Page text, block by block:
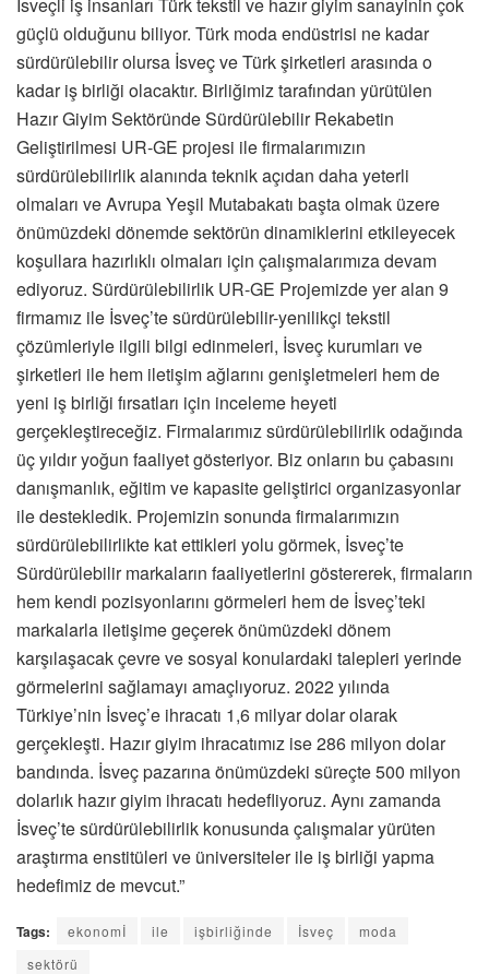
güçlü olduğunu biliyor. Türk moda endüstrisi ne kadar
sürdürülebilir olursa İsveç ve Türk şirketleri arasında o
kadar iş birliği olacaktır. Birliğimiz tarafından yürütülen
Hazır Giyim Sektöründe Sürdürülebilir Rekabetin
Geliştirilmesi UR-GE projesi ile firmalarımızın
sürdürülebilirlik alanında teknik açıdan daha yeterli
olmaları ve Avrupa Yeşil Mutabakatı başta olmak üzere
önümüzdeki dönemde sektörün dinamiklerini etkileyecek
koşullara hazırlıklı olmaları için çalışmalarımıza devam
ediyoruz. Sürdürülebilirlik UR-GE Projemizde yer alan 9
firmamız ile İsveç’te sürdürülebilir-yenilikçi tekstil
çözümleriyle ilgili bilgi edinmeleri, İsveç kurumları ve
şirketleri ile hem iletişim ağlarını genişletmeleri hem de
yeni iş birliği fırsatları için inceleme heyeti
gerçekleştireceğiz. Firmalarımız sürdürülebilirlik odağında
üç yıldır yoğun faaliyet gösteriyor. Biz onların bu çabasını
danışmanlık, eğitim ve kapasite geliştirici organizasyonlar
ile destekledik. Projemizin sonunda firmalarımızın
sürdürülebilirlikte kat ettikleri yolu görmek, İsveç’te
Sürdürülebilir markaların faaliyetlerini göstererek, firmaların
hem kendi pozisyonlarını görmeleri hem de İsveç’teki
markalarla iletişime geçerek önümüzdeki dönem
karşılaşacak çevre ve sosyal konulardaki talepleri yerinde
görmelerini sağlamayı amaçlıyoruz. 2022 yılında
Türkiye’nin İsveç’e ihracatı 1,6 milyar dolar olarak
gerçekleşti. Hazır giyim ihracatımız ise 286 milyon dolar
bandında. İsveç pazarına önümüzdeki süreçte 500 milyon
dolarlık hazır giyim ihracatı hedefliyoruz. Aynı zamanda
İsveç’te sürdürülebilirlik konusunda çalışmalar yürüten
araştırma enstitüleri ve üniversiteler ile iş birliği yapma
hedefimiz de mevcut.”
Tags: ekonomİ ile işbirliğinde İsveç
moda
sektörü